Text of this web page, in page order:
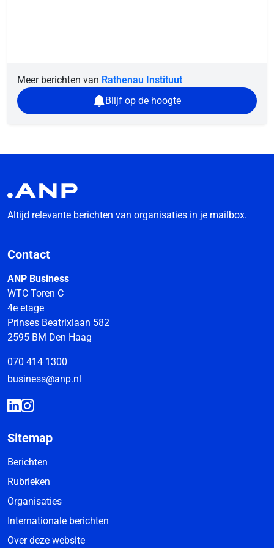
Meer berichten van Rathenau Instituut
Blijf op de hoogte
Altijd relevante berichten van organisaties in je mailbox.
Contact
ANP Business
WTC Toren C
4e etage
Prinses Beatrixlaan 582
2595 BM Den Haag
070 414 1300
business@anp.nl
Sitemap
Berichten
Rubrieken
Organisaties
Internationale berichten
Over deze website